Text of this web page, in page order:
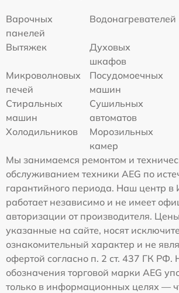
Варочных
панелей
Водонагревателей
Вытяжек
Духовых
шкафов
Микроволновых
печей
Посудомоечных
машин
Стиральных
машин
Сушильных
автоматов
Холодильников
Морозильных
камер
Мы занимаемся ремонтом и
обслуживанием техники AEG по
гарантийного периода. Наш центр в
работает независимо и не имеет
авторизации от производителя.
указанные на сайте, носят
ознакомительный характер и не
офертой согласно п. 2 ст. 437 ГК РФ.
обозначения торговой марки AEG
только в информационных целях —